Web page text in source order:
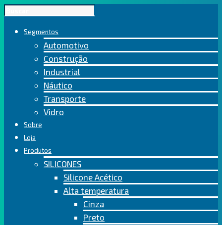
Segmentos
Automotivo
Construção
Industrial
Náutico
Transporte
Vidro
Sobre
Loja
Produtos
SILICONES
Silicone Acético
Alta temperatura
Cinza
Preto